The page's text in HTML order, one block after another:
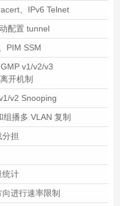
、IPv6 Telnet
配置 tunnel
PIM SSM
v1/v2/v3
开机制
v2 Snooping
组播多 VLAN 复制
担
统计
进行速率限制